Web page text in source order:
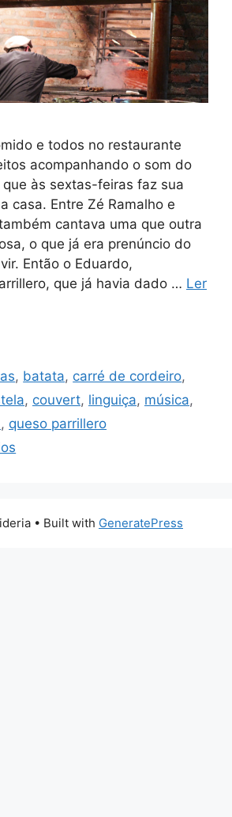
e todos no restaurante
acompanhando o som do
que às sextas-feiras faz sua
casa. Entre Zé Ramalho e
cantava uma que outra
o que já era prenúncio do
Então o Eduardo,
que já havia dado … Ler
, batata, carré de cordeiro,
, couvert, linguiça, música,
, queso parrillero
• Built with GeneratePress